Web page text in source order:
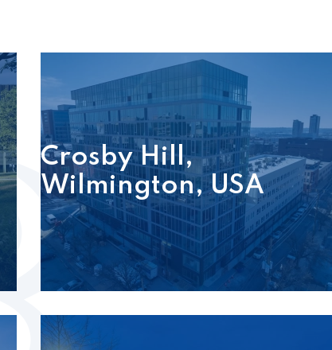
Crosby Hill,
Wilmington, USA